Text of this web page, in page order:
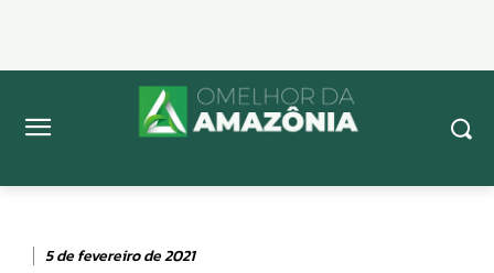
5 de fevereiro de 2021